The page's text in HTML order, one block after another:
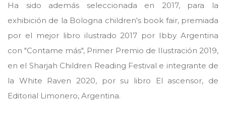
Ha sido además seleccionada en 2017, para la
exhibición de la Bologna children's book fair, premiada
por el mejor libro ilustrado 2017 por Ibby Argentina
con "Contame más", Primer Premio de Ilustración 2019,
en el Sharjah Children Reading Festival e integrante de
la White Raven 2020, por su libro El ascensor, de
Editorial Limonero, Argentina.